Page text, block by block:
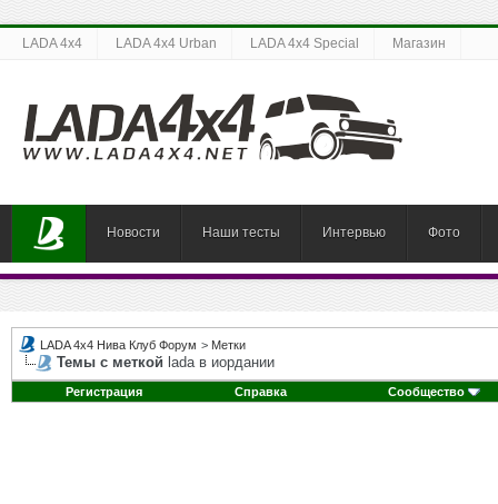
LADA 4x4 LADA 4x4 Urban LADA 4x4 Special Магазин
Новости Наши тесты Интервью Фото
LADA 4x4 Нива Клуб Форум > Метки
Темы с меткой lada в иордании
Регистрация Справка Сообщество